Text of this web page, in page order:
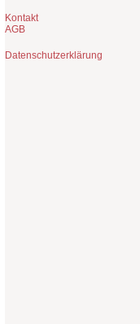
Kontakt
AGB
Datenschutzerklärung